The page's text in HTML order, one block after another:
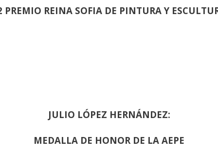
PREMIO REINA SOFIA DE PINTURA Y
JULIO LÓPEZ HERNÁNDEZ:
MEDALLA DE HONOR DE LA AEPE